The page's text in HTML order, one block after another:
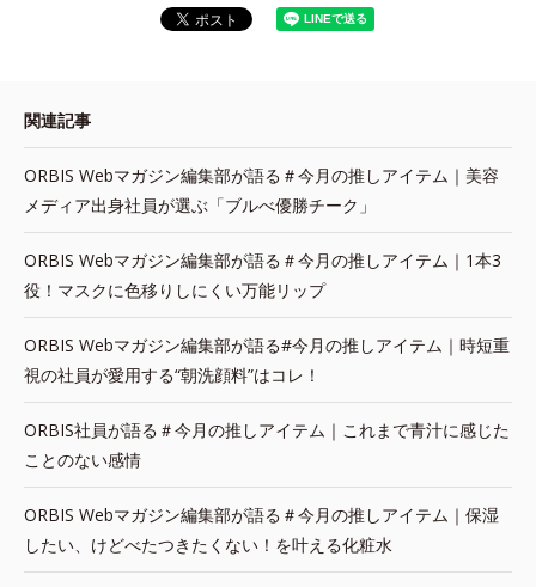
関連記事
ORBIS Webマガジン編集部が語る＃今月の推しアイテム｜美容
メディア出身社員が選ぶ「ブルべ優勝チーク」
ORBIS Webマガジン編集部が語る＃今月の推しアイテム｜1本3
役！マスクに色移りしにくい万能リップ
ORBIS Webマガジン編集部が語る#今月の推しアイテム｜時短重
視の社員が愛用する“朝洗顔料”はコレ！
ORBIS社員が語る＃今月の推しアイテム｜これまで青汁に感じた
ことのない感情
ORBIS Webマガジン編集部が語る＃今月の推しアイテム｜保湿
したい、けどべたつきたくない！を叶える化粧水